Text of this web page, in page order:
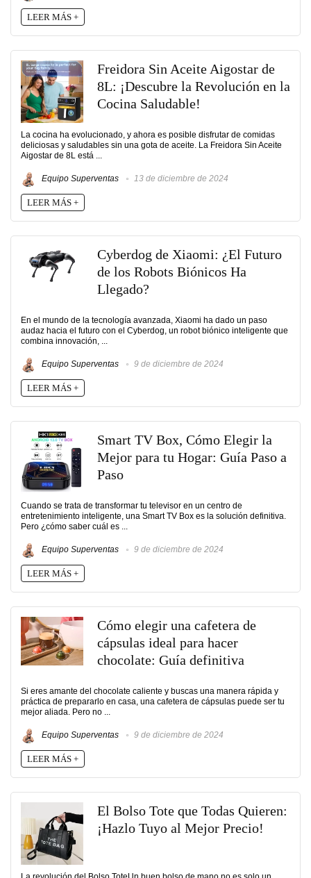
LEER MÁS +
Freidora Sin Aceite Aigostar de
8L: ¡Descubre la Revolución en la
Cocina Saludable!
La cocina ha evolucionado, y ahora es posible disfrutar de comidas
deliciosas y saludables sin una gota de aceite. La Freidora Sin Aceite
Aigostar de 8L está ...
Equipo Superventas 13 de diciembre de 2024
LEER MÁS +
Cyberdog de Xiaomi: ¿El Futuro
de los Robots Biónicos Ha
Llegado?
En el mundo de la tecnología avanzada, Xiaomi ha dado un paso
audaz hacia el futuro con el Cyberdog, un robot biónico inteligente que
combina innovación, ...
Equipo Superventas 9 de diciembre de 2024
LEER MÁS +
Smart TV Box, Cómo Elegir la
Mejor para tu Hogar: Guía Paso a
Paso
Cuando se trata de transformar tu televisor en un centro de
entretenimiento inteligente, una Smart TV Box es la solución definitiva.
Pero ¿cómo saber cuál es ...
Equipo Superventas 9 de diciembre de 2024
LEER MÁS +
Cómo elegir una cafetera de
cápsulas ideal para hacer
chocolate: Guía definitiva
Si eres amante del chocolate caliente y buscas una manera rápida y
práctica de prepararlo en casa, una cafetera de cápsulas puede ser tu
mejor aliada. Pero no ...
Equipo Superventas 9 de diciembre de 2024
LEER MÁS +
El Bolso Tote que Todas Quieren:
¡Hazlo Tuyo al Mejor Precio!